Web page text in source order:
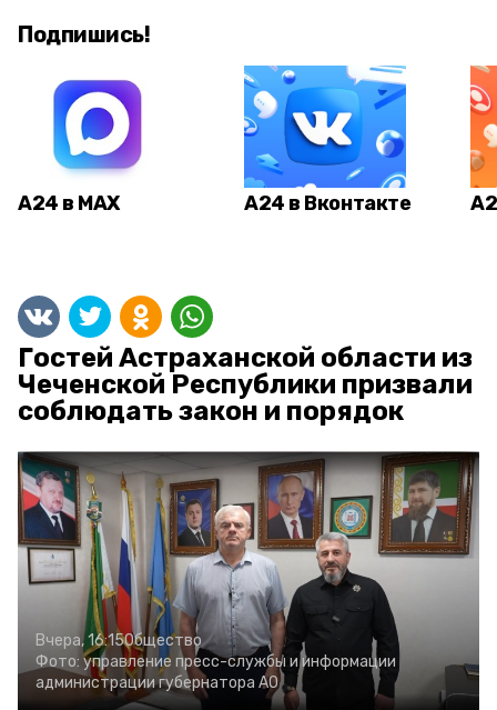
Подпишись!
А24 в MAX А24 в Вконтакте
Гостей Астраханской области из
Чеченской Республики призвали
соблюдать закон и порядок
Вчера, 16:15Общество
Фото: управление пресс-службы и информации
администрации губернатора АО